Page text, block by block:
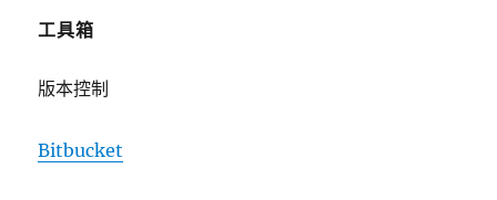
工具箱
版本控制
Bitbucket